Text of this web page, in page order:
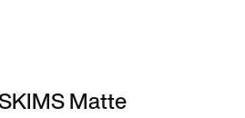
Matte